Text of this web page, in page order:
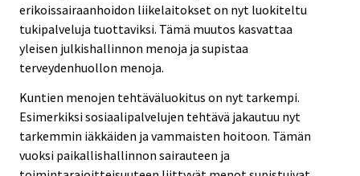
erikoissairaanhoidon liikelaitokset on nyt luokiteltu
tukipalveluja tuottaviksi. Tämä muutos kasvattaa
yleisen julkishallinnon menoja ja supistaa
terveydenhuollon menoja.
Kuntien menojen tehtäväluokitus on nyt tarkempi.
Esimerkiksi sosiaalipalvelujen tehtävä jakautuu nyt
tarkemmin iäkkäiden ja vammaisten hoitoon. Tämän
vuoksi paikallishallinnon sairauteen ja